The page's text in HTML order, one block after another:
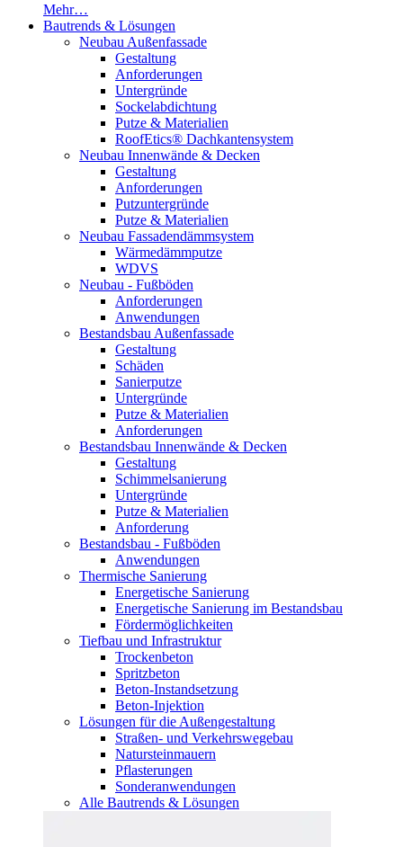
Mehr…
Bautrends & Lösungen
Neubau Außenfassade
Gestaltung
Anforderungen
Untergründe
Sockelabdichtung
Putze & Materialien
RoofEtics® Dachkantensystem
Neubau Innenwände & Decken
Gestaltung
Anforderungen
Putzuntergründe
Putze & Materialien
Neubau Fassadendämmsystem
Wärmedämmputze
WDVS
Neubau - Fußböden
Anforderungen
Anwendungen
Bestandsbau Außenfassade
Gestaltung
Schäden
Sanierputze
Untergründe
Putze & Materialien
Anforderungen
Bestandsbau Innenwände & Decken
Gestaltung
Schimmelsanierung
Untergründe
Putze & Materialien
Anforderung
Bestandsbau - Fußböden
Anwendungen
Thermische Sanierung
Energetische Sanierung
Energetische Sanierung im Bestandsbau
Fördermöglichkeiten
Tiefbau und Infrastruktur
Trockenbeton
Spritzbeton
Beton-Instandsetzung
Beton-Injektion
Lösungen für die Außengestaltung
Straßen- und Verkehrswegebau
Natursteinmauern
Pflasterungen
Sonderanwendungen
Alle Bautrends & Lösungen